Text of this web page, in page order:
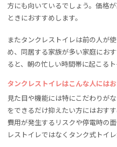
方にも向いているでしょう。価格
ときにおすすめします。
またタンクレストイレは前の人が
め、同居する家族が多い家庭にお
ると、朝の忙しい時間帯に起こる
タンクレストイレはこんな人には
見た目や機能には特にこだわりが
をできるだけ抑えたい方にはおす
費用が発生するリスクや停電時の
レストイレではなくタンク式トイレ